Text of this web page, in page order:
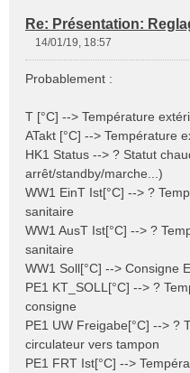
Re: Présentation:
s
g
e
n
l
u
14/01/19, 18:57
Probablement :
T [°C] --> Température
ATakt [°C] --> Température
HK1 Status --> ? Statut
arrêt/standby/marche...)
WW1 EinT Ist[°C] --> ?
sanitaire
WW1 AusT Ist[°C] --> ?
sanitaire
WW1 Soll[°C] --> Consigne
PE1 KT_SOLL[°C] --> ?
consigne
PE1 UW Freigabe[°C] --> ?
circulateur vers tampon
PE1 FRT Ist[°C] -->